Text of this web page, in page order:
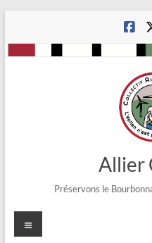
contenu
Allier
Préservons le
Menu